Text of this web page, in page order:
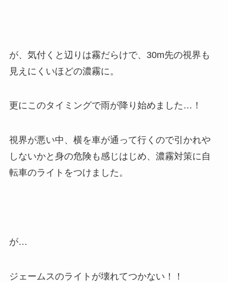
が、気付くと辺りは霧だらけで、30m先の視界も
見えにくいほどの濃霧に。
更にこのタイミングで雨が降り始めました…！
視界が悪い中、横を車が通って行くので引かれや
しないかと身の危険も感じはじめ、濃霧対策に自
転車のライトをつけました。
が…
ジェームスのライトが壊れてつかない！！